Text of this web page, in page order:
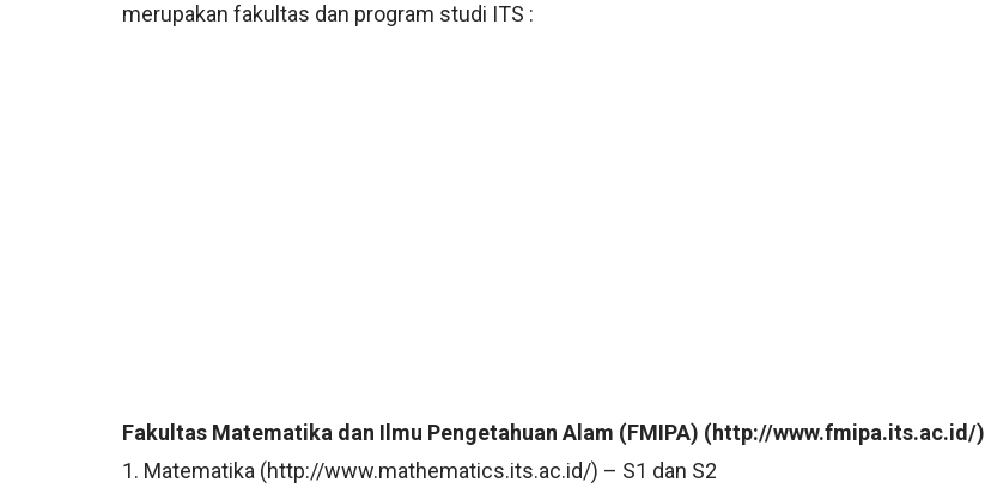
merupakan fakultas dan program studi ITS :
Fakultas Matematika dan Ilmu Pengetahuan Alam (FMIPA) (http://www.fmipa.its.ac.id/)
1. Matematika (http://www.mathematics.its.ac.id/) – S1 dan S2